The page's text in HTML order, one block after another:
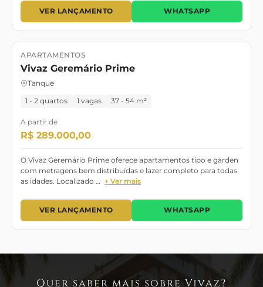
VER LANÇAMENTO WHATSAPP
Lançamento
APARTAMENTOS
Vivaz Geremário Prime
Tanque
1 - 2 quartos 1 vagas 37 - 54 m²
A partir de
R$ 289.000,00
O Vivaz Geremário Prime oferece apartamentos tipo e garden
com metragens bem distribuídas e lazer completo para todas
as idades. Localizado … + Ver mais
VER LANÇAMENTO WHATSAPP
Quer saber mais sobre Vivaz?